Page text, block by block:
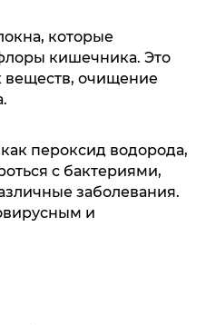
которые
кишечника. Это
веществ, очищение
пероксид водорода,
с бактериями,
заболевания.
и